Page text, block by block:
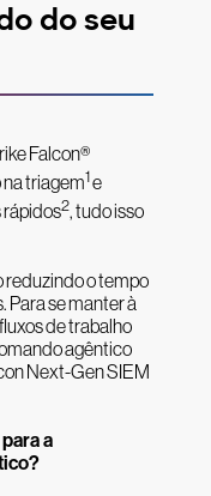
do seu
Falcon®
triagem1e
rápidos2, tudo isso
reduzindo o tempo
se manter à
de trabalho
agêntico
Next-Gen SIEM
a